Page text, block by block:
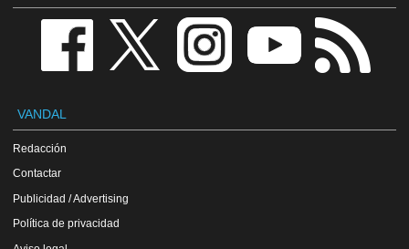
VANDAL
Redacción
Contactar
Publicidad / Advertising
Política de privacidad